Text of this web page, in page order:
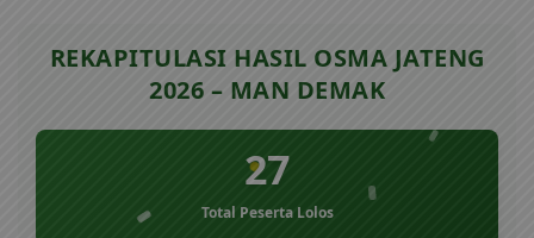
REKAPITULASI HASIL OSMA JATENG
2026 – MAN DEMAK
27
Total Peserta Lolos